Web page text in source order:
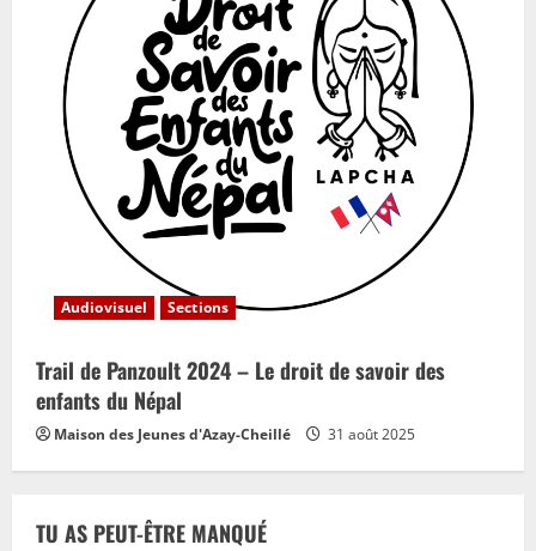
Audiovisuel Sections
Trail de Panzoult 2024 – Le droit de savoir des
enfants du Népal
Maison des Jeunes d'Azay-Cheillé 31 août 2025
TU AS PEUT-ÊTRE MANQUÉ